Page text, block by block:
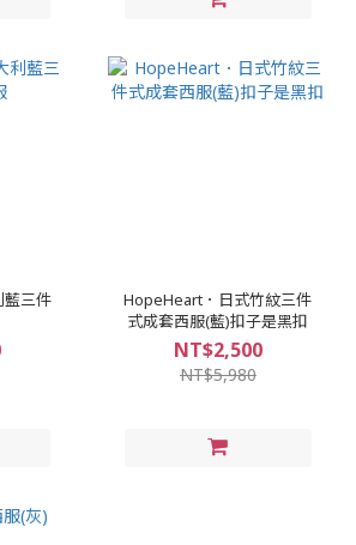
三件
HopeHeart．日式竹紋三件
式成套西服(藍)扣子是黑扣
NT$2,500
NT$5,980